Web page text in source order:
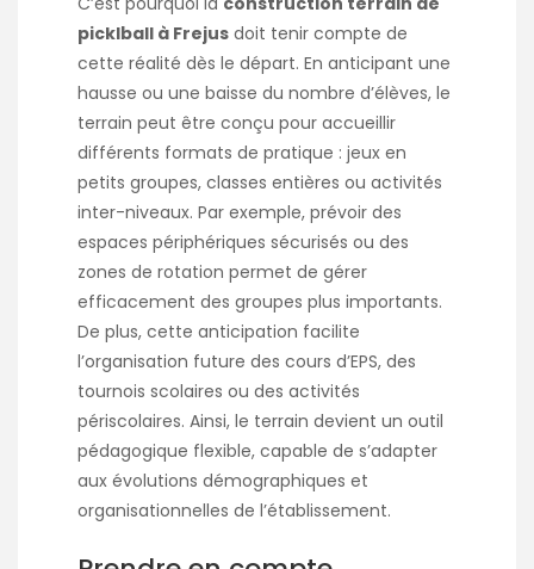
picklball à Frejus doit tenir compte de
cette réalité dès le départ. En anticipant une
hausse ou une baisse du nombre d’élèves, le
terrain peut être conçu pour accueillir
différents formats de pratique : jeux en
petits groupes, classes entières ou activités
inter-niveaux. Par exemple, prévoir des
espaces périphériques sécurisés ou des
zones de rotation permet de gérer
efficacement des groupes plus importants.
De plus, cette anticipation facilite
l’organisation future des cours d’EPS, des
tournois scolaires ou des activités
périscolaires. Ainsi, le terrain devient un outil
pédagogique flexible, capable de s’adapter
aux évolutions démographiques et
organisationnelles de l’établissement.